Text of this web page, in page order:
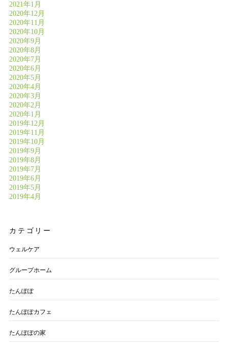
2021年1月
2020年12月
2020年11月
2020年10月
2020年9月
2020年8月
2020年7月
2020年6月
2020年5月
2020年4月
2020年3月
2020年2月
2020年1月
2019年12月
2019年11月
2019年10月
2019年9月
2019年8月
2019年7月
2019年6月
2019年5月
2019年4月
カテゴリー
ウェルケア
グループホーム
たんぽぽ
たんぽぽカフェ
たんぽぽの家